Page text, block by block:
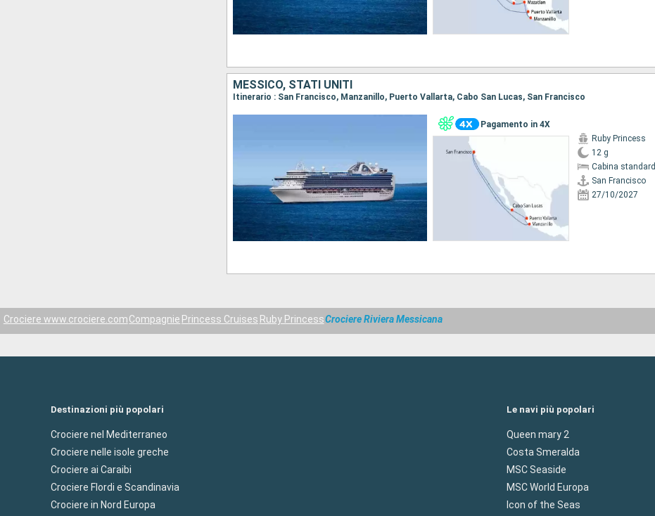
MESSICO, STATI UNITI
Itinerario : San Francisco, Manzanillo, Puerto Vallarta, Cabo San Lucas, San Francisco
Pagamento in 4X
Ruby Princess
12 g
Cabina standard
San Francisco
27/10/2027
Crociere www.crociere.comCompagnie Princess Cruises Ruby PrincessCrociere Riviera Messicana
Destinazioni più popolari
Crociere nel Mediterraneo
Crociere nelle isole greche
Crociere ai Caraibi
Crociere Flordi e Scandinavia
Crociere in Nord Europa
Le navi più popolari
Queen mary 2
Costa Smeralda
MSC Seaside
MSC World Europa
Icon of the Seas